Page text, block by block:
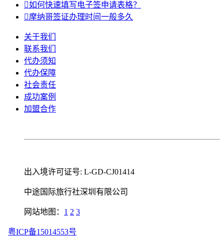
如何快速填写电子签申请表格？
摩纳哥签证办理时间一般多久
关于我们
联系我们
代办须知
代办保障
社会责任
成功案例
加盟合作
出入境许可证号: L-GD-CJ01414
中途国际旅行社深圳有限公司
网站地图： 1 2 3
粤ICP备15014553号